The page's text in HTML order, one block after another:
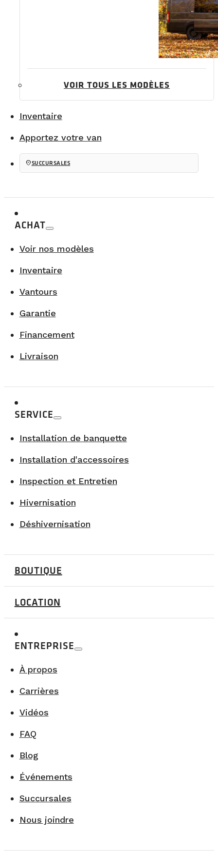
VOIR TOUS LES MODÈLES
Inventaire
Apportez votre van
location_onSUCCURSALES
ACHAT
Voir nos modèles
Inventaire
Vantours
Garantie
Financement
Livraison
SERVICE
Installation de banquette
Installation d'accessoires
Inspection et Entretien
Hivernisation
Déshivernisation
BOUTIQUE
LOCATION
ENTREPRISE
À propos
Carrières
Vidéos
FAQ
Blog
Événements
Succursales
Nous joindre